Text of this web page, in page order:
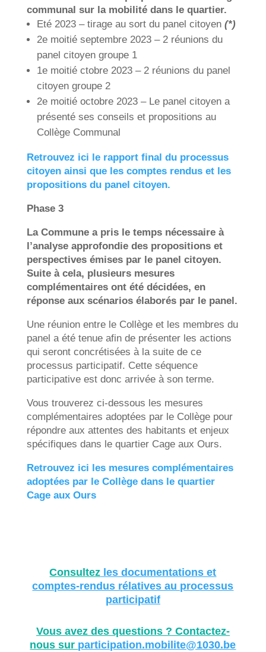
communal sur la mobilité dans le quartier.
Eté 2023 – tirage au sort du panel citoyen (*)
2e moitié septembre 2023 – 2 réunions du
panel citoyen groupe 1
1e moitié ctobre 2023 – 2 réunions du panel
citoyen groupe 2
2e moitié octobre 2023 – Le panel citoyen a
présenté ses conseils et propositions au
Collège Communal
Retrouvez ici le rapport final du processus
citoyen ainsi que les comptes rendus et les
propositions du panel citoyen.
Phase 3
La Commune a pris le temps nécessaire à
l’analyse approfondie des propositions et
perspectives émises par le panel citoyen.
Suite à cela, plusieurs mesures
complémentaires ont été décidées, en
réponse aux scénarios élaborés par le panel.
Une réunion entre le Collège et les membres du
panel a été tenue afin de présenter les actions
qui seront concrétisées à la suite de ce
processus participatif. Cette séquence
participative est donc arrivée à son terme.
Vous trouverez ci-dessous les mesures
complémentaires adoptées par le Collège pour
répondre aux attentes des habitants et enjeux
spécifiques dans le quartier Cage aux Ours.
Retrouvez ici les mesures complémentaires
adoptées par le Collège dans le quartier
Cage aux Ours
Consultez les documentations et
comptes-rendus rélatives au processus
participatif
Vous avez des questions ? Contactez-
nous sur participation.mobilite@1030.be